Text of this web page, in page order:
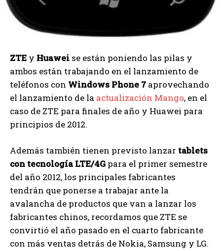
ZTE y Huawei se están poniendo las pilas y
ambos están trabajando en el lanzamiento de
teléfonos con Windows Phone 7 aprovechando
el lanzamiento de la actualización Mango, en el
caso de ZTE para finales de año y Huawei para
principios de 2012.
Además también tienen previsto lanzar tablets
con tecnología LTE/4G para el primer semestre
del año 2012, los principales fabricantes
tendrán que ponerse a trabajar ante la
avalancha de productos que van a lanzar los
fabricantes chinos, recordamos que ZTE se
convirtió el año pasado en el cuarto fabricante
con más ventas detrás de Nokia, Samsung y LG.